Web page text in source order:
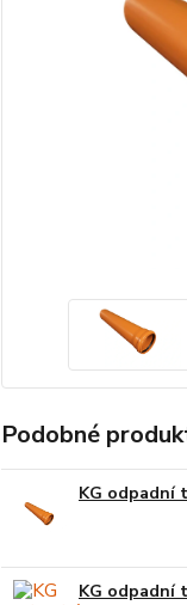
Podobné
KG odpadní
KG odpadní